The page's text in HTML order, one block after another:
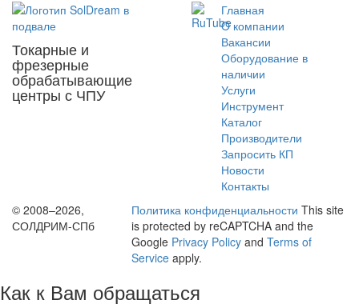
Токарные и
фрезерные
обрабатывающие
центры с ЧПУ
Главная
O компании
Вакансии
Оборудование в
наличии
Услуги
Инструмент
Каталог
Производители
Запросить КП
Новости
Контакты
© 2008–2026,
СОЛДРИМ-СПб
Политика конфиденциальности This site
is protected by reCAPTCHA and the
Google Privacy Policy andTerms of
Service apply.
Как к Вам обращаться